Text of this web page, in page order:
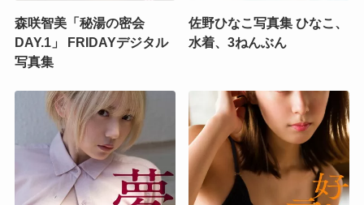
森咲智美「秘湯の密会
DAY.1」 FRIDAYデジタル
写真集
佐野ひなこ写真集 ひなこ、
水着、3ねんぶん